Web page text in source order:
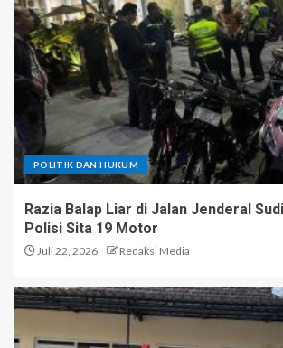
POLITIK DAN HUKUM
Razia Balap Liar di Jalan Jenderal
Polisi Sita 19 Motor
Juli 22, 2026 Redaksi Media